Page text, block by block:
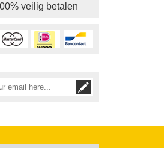
veilig betalen